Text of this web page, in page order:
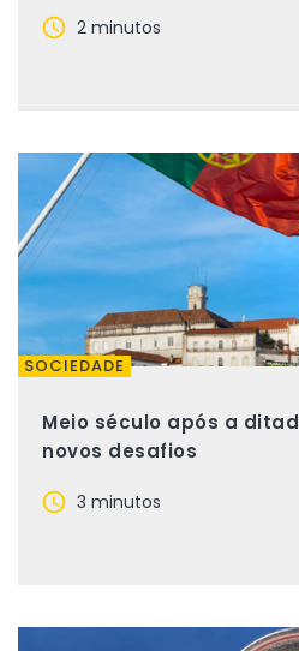
2 minutos
SOCIEDADE
Meio século após a
novos desafios
3 minutos